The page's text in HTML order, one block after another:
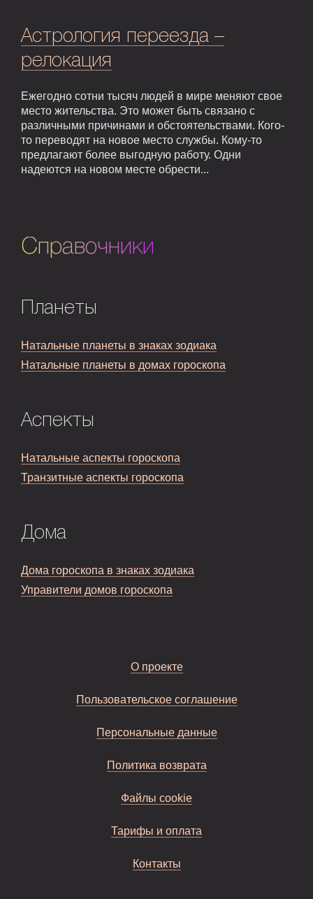
Астрология переезда –
релокация
Ежегодно сотни тысяч людей в мире меняют свое
место жительства. Это может быть связано с
различными причинами и обстоятельствами. Кого-
то переводят на новое место службы. Кому-то
предлагают более выгодную работу. Одни
надеются на новом месте обрести...
Справочники
Планеты
Натальные планеты в знаках зодиака
Натальные планеты в домах гороскопа
Аспекты
Натальные аспекты гороскопа
Транзитные аспекты гороскопа
Дома
Дома гороскопа в знаках зодиака
Управители домов гороскопа
О проекте
Пользовательское соглашение
Персональные данные
Политика возврата
Файлы cookie
Тарифы и оплата
Контакты